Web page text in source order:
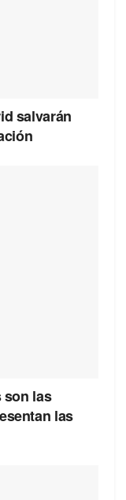
salvarán
son las
las